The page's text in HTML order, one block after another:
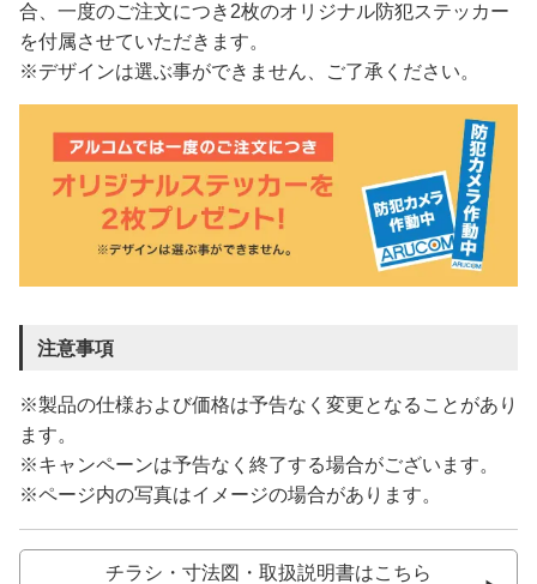
合、一度のご注文につき2枚のオリジナル防犯ステッカー
を付属させていただきます。
※デザインは選ぶ事ができません、ご了承ください。
注意事項
※製品の仕様および価格は予告なく変更となることがあり
ます。
※キャンペーンは予告なく終了する場合がございます。
※ページ内の写真はイメージの場合があります。
チラシ・寸法図・取扱説明書はこちら